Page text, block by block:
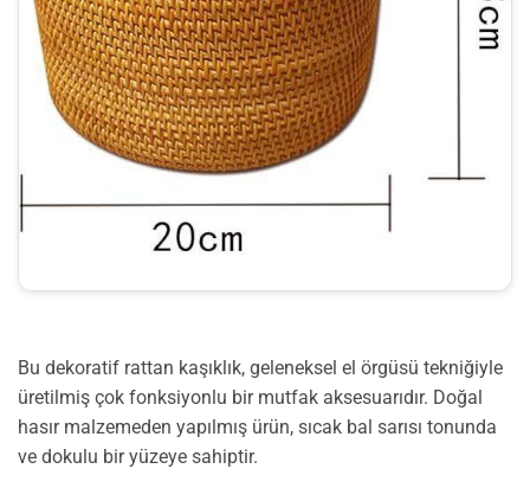
Bu dekoratif rattan kaşıklık, geleneksel el örgüsü tekniğiyle
üretilmiş çok fonksiyonlu bir mutfak aksesuarıdır. Doğal
hasır malzemeden yapılmış ürün, sıcak bal sarısı tonunda
ve dokulu bir yüzeye sahiptir.